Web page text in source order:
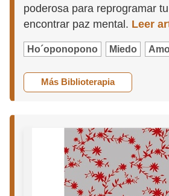
poderosa para reprogramar
encontrar paz mental. Leer
Ho´oponopono Miedo
Más Biblioterapia